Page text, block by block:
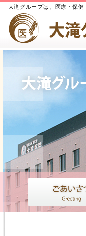
大滝グループは、医療・保